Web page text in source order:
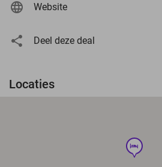
Website
Deel deze deal
Locaties
hotel